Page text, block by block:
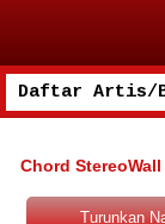
Chord StereoWall